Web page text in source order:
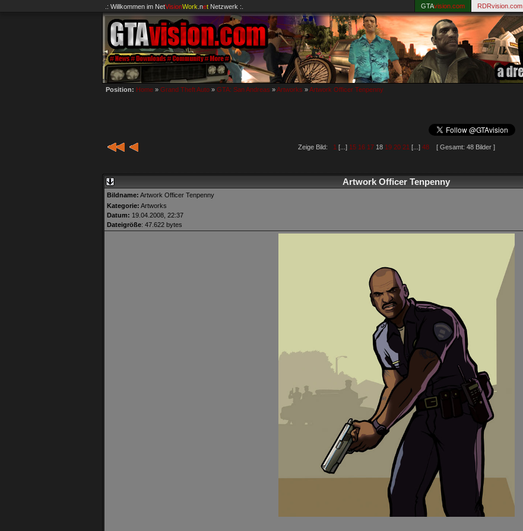
.: Willkommen im NetVisionWork .net Netzwerk :. GTAvision.com RDRvision.com
Position: Home » Grand Theft Auto » GTA: San Andreas »Artworks »Artwork Officer Tenpenny
Zeige Bild: 1 [...] 15 16 17 18 19 20 21 [...] 48 [ Gesamt: 48 Bilder ]
Artwork Officer Tenpenny
Bildname: Artwork Officer Tenpenny
Kategorie: Artworks
Datum: 19.04.2008, 22:37
Dateigröße: 47.622 bytes